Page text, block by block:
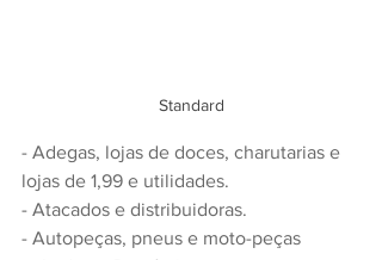
Standard
- Adegas, lojas de doces, charutarias e
lojas de 1,99 e utilidades.
- Atacados e distribuidoras.
- Autopeças, pneus e moto-peças